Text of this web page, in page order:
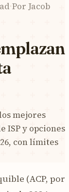
·Por Jacob
mejores
ISP y opciones
con límites
(ACP, por